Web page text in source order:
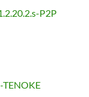
P2P
TENOKE